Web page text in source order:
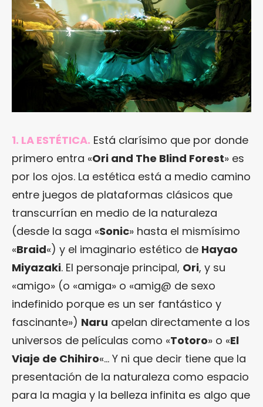
1. LA ESTÉTICA. Está clarísimo que por donde
primero entra «Ori and The Blind Forest» es
por los ojos. La estética está a medio camino
entre juegos de plataformas clásicos que
transcurrían en medio de la naturaleza
(desde la saga «Sonic» hasta el mismísimo
«Braid«) y el imaginario estético de Hayao
Miyazaki. El personaje principal, Ori, y su
«amigo» (o «amiga» o «amig@ de sexo
indefinido porque es un ser fantástico y
fascinante») Naru apelan directamente a los
universos de películas como «Totoro» o «El
Viaje de Chihiro«… Y ni que decir tiene que la
presentación de la naturaleza como espacio
para la magia y la belleza infinita es algo que